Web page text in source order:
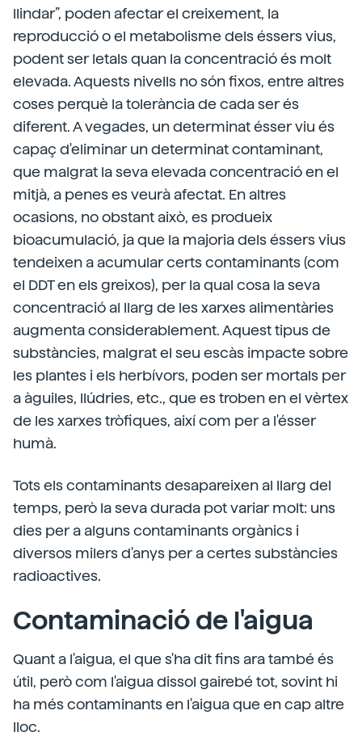
llindar”, poden afectar el creixement, la
reproducció o el metabolisme dels éssers vius,
podent ser letals quan la concentració és molt
elevada. Aquests nivells no són fixos, entre altres
coses perquè la tolerància de cada ser és
diferent. A vegades, un determinat ésser viu és
capaç d'eliminar un determinat contaminant,
que malgrat la seva elevada concentració en el
mitjà, a penes es veurà afectat. En altres
ocasions, no obstant això, es produeix
bioacumulació, ja que la majoria dels éssers vius
tendeixen a acumular certs contaminants (com
el DDT en els greixos), per la qual cosa la seva
concentració al llarg de les xarxes alimentàries
augmenta considerablement. Aquest tipus de
substàncies, malgrat el seu escàs impacte sobre
les plantes i els herbívors, poden ser mortals per
a àguiles, llúdries, etc., que es troben en el vèrtex
de les xarxes tròfiques, així com per a l'ésser
humà.
Tots els contaminants desapareixen al llarg del
temps, però la seva durada pot variar molt: uns
dies per a alguns contaminants orgànics i
diversos milers d'anys per a certes substàncies
radioactives.
Contaminació de l'aigua
Quant a l'aigua, el que s'ha dit fins ara també és
útil, però com l'aigua dissol gairebé tot, sovint hi
ha més contaminants en l'aigua que en cap altre
lloc.